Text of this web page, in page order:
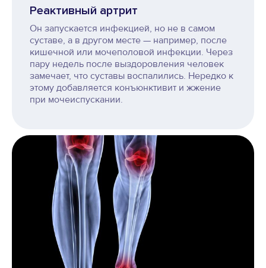
Реактивный артрит
Он запускается инфекцией, но не в самом
суставе, а в другом месте — например, после
кишечной или мочеполовой инфекции. Через
пару недель после выздоровления человек
замечает, что суставы воспалились. Нередко к
этому добавляется конъюнктивит и жжение
при мочеиспускании.